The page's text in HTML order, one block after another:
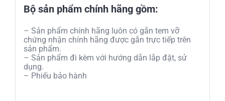
Bộ sản phẩm chính hãng gồm:
– Sản phẩm chính hãng luôn có gắn tem vỡ
chứng nhận chính hãng được gắn trực tiếp trên
sản phẩm.
– Sản phẩm đi kèm với hướng dẫn lắp đặt, sử
dụng.
– Phiếu bảo hành